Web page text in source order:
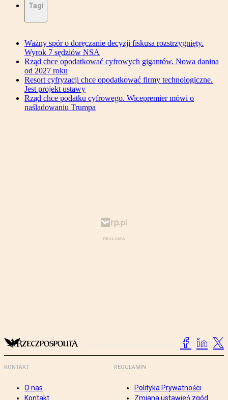
Tagi
Ważny spór o doręczanie decyzji fiskusa rozstrzygnięty.
Wyrok 7 sędziów NSA
Rząd chce opodatkować cyfrowych gigantów. Nowa danina
od 2027 roku
Resort cyfryzacji chce opodatkować firmy technologiczne.
Jest projekt ustawy
Rząd chce podatku cyfrowego. Wicepremier mówi o
naśladowaniu Trumpa
KONTAKT
O nas
Kontakt
REGULAMIN
Polityka Prywatności
Zmiana ustawień zgód